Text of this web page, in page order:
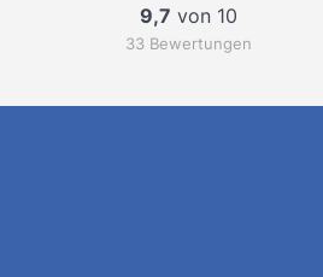
9,7 von 10
33 Bewertungen